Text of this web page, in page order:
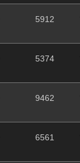
5912
5374
9462
6561